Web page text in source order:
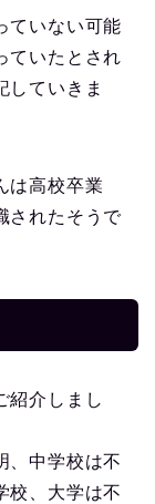
ていない可能
ていたとされ
していきま
は高校卒業
されたそうで
紹介しまし
、中学校は不
校、大学は不